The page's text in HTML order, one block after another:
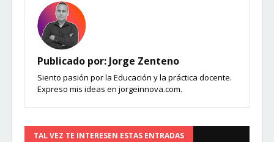
Publicado por: Jorge Zenteno
Siento pasión por la Educación y la práctica docente.
Expreso mis ideas en jorgeinnova.com.
TAL VEZ TE INTERESEN ESTAS ENTRADAS